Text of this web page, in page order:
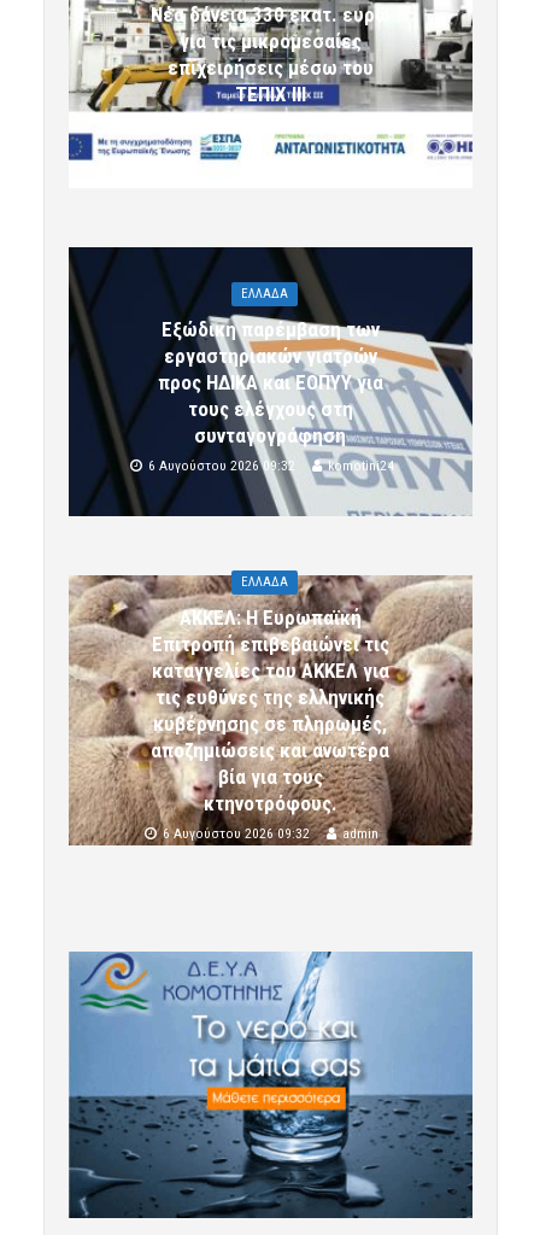
Νέα δάνεια 330 εκατ. ευρώ
για τις μικρομεσαίες
επιχειρήσεις μέσω του
ΤΕΠΙΧ ΙΙΙ
ΕΛΛΑΔΑ
Εξώδικη παρέμβαση των
εργαστηριακών γιατρών
προς ΗΔΙΚΑ και ΕΟΠΥΥ για
τους ελέγχους στη
συνταγογράφηση
6 Αυγούστου 2026 09:32 komotini24
ΕΛΛΑΔΑ
ΑΚΚΕΛ: Η Ευρωπαϊκή
Επιτροπή επιβεβαιώνει τις
καταγγελίες του ΑΚΚΕΛ για
τις ευθύνες της ελληνικής
κυβέρνησης σε πληρωμές,
αποζημιώσεις και ανωτέρα
βία για τους
κτηνοτρόφους.
6 Αυγούστου 2026 09:32 admin